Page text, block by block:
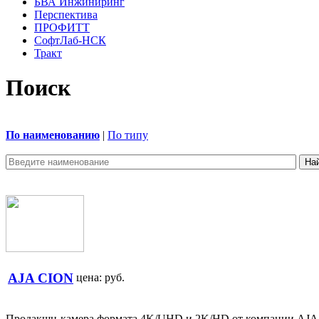
Перспектива
ПРОФИТТ
СофтЛаб-НСК
Тракт
Поиск
По наименованию По типу
AJA CION цена: руб.